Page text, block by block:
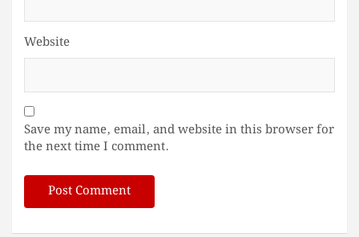
Website
Save my name, email, and website in this browser for
the next time I comment.